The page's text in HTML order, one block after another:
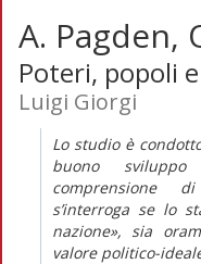
A. Pagden,
Poteri, popoli
Luigi Giorgi
Lo studio è
buono
comprensione
s’interroga se lo
nazione», sia
valore politico-